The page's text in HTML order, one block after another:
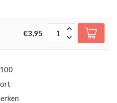
€3,95